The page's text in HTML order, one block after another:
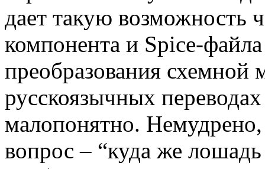
дает такую возможность
компонента и Spice-
преобразования схемной
русскоязычных
малопонятно.
вопрос – “куда же